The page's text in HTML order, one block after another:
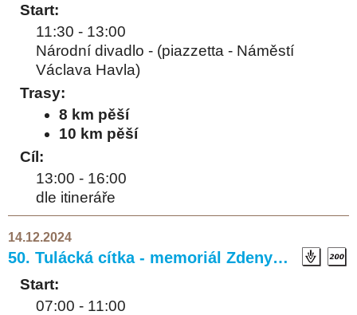
Start:
11:30 - 13:00
Národní divadlo - (piazzetta - Náměstí
Václava Havla)
Trasy:
8 km pěší
10 km pěší
Cíl:
13:00 - 16:00
dle itineráře
14.12.2024
50. Tulácká cítka - memoriál Zdeny…
Start:
07:00 - 11:00